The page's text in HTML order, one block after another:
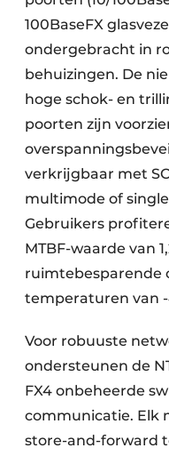
100BaseFX
ondergebracht in
behuizingen. De
hoge schok- en
poorten zijn
verkrijgbaar met
multimode of
Gebruikers
MTBF-waarde van
ruimtebesparende
temperaturen van -
Voor robuuste
ondersteunen de
FX4 onbeheerde
communicatie. Elk
store-and-forward